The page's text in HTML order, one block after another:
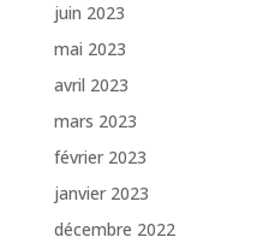
juin 2023
mai 2023
avril 2023
mars 2023
février 2023
janvier 2023
décembre 2022